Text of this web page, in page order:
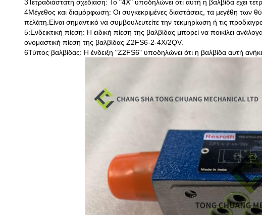
3Τετραδιάστατη σχεδίαση: Το "4X" υποδηλώνει ότι αυτή η βαλβίδα έχει
4Μέγεθος και διαμόρφωση: Οι συγκεκριμένες διαστάσεις, τα μεγέθη των
πελάτη.Είναι σημαντικό να συμβουλευτείτε την τεκμηρίωση ή τις
5:Ενδεικτική πίεση: Η ειδική πίεση της βαλβίδας μπορεί να ποικίλει
ονομαστική πίεση της βαλβίδας Z2FS6-2-4X/2QV.
6Τύπος βαλβίδας: Η ένδειξη "Z2FS6" υποδηλώνει ότι η βαλβίδα αυτή